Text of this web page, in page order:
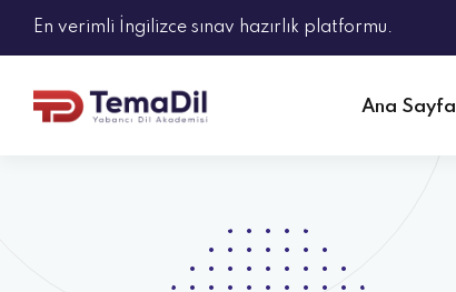
En verimli İngilizce sınav hazırlık platformu.
Ana Sayfa